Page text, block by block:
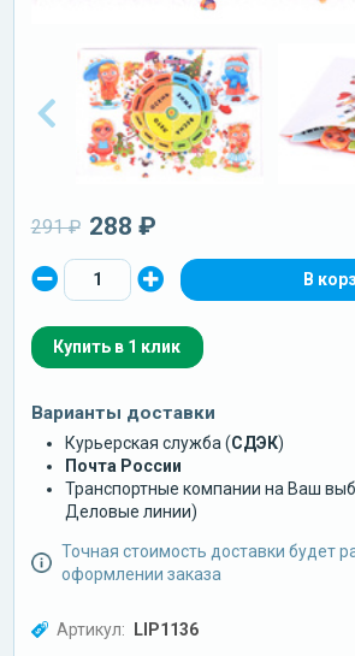
291 ₽ 288 ₽
Купить в 1 клик
Варианты доставки
Курьерская служба (СДЭК)
Почта России
Транспортные компании на Ваш
Деловые линии)
Точная стоимость доставки будет
оформлении заказа
Артикул: LIP1136